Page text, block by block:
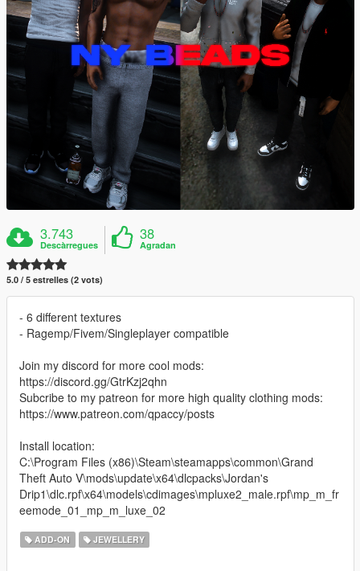
3.743
Descàrregues
38
Agradan
5.0 / 5 estrelles (2 vots)
- 6 different textures
- Ragemp/Fivem/Singleplayer compatible
Join my discord for more cool mods:
https://discord.gg/GtrKzj2qhn
Subcribe to my patreon for more high quality clothing mods:
https://www.patreon.com/qpaccy/posts
Install location:
C:\Program Files (x86)\Steam\steamapps\common\Grand
Theft Auto V\mods\update\x64\dlcpacks\Jordan's
Drip1\dlc.rpf\x64\models\cdimages\mpluxe2_male.rpf\mp_m_fr
eemode_01_mp_m_luxe_02
ADD-ON JEWELLERY